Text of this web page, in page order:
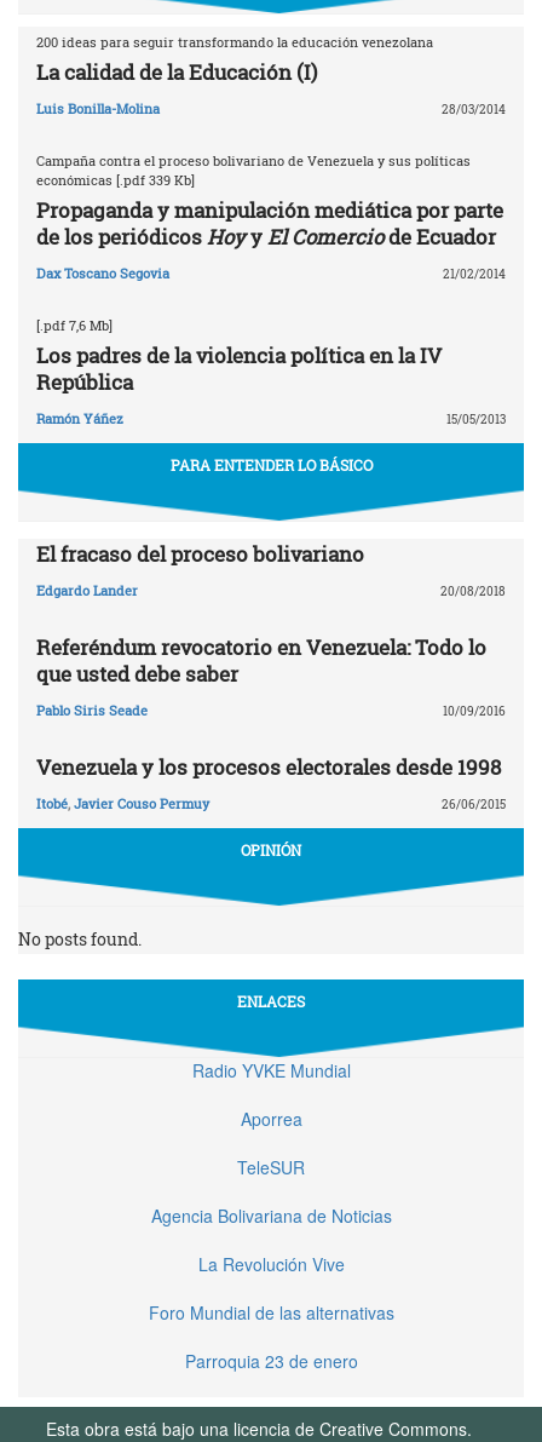
200 ideas para seguir transformando la educación venezolana
La calidad de la Educación (I)
Luis Bonilla-Molina 28/03/2014
Campaña contra el proceso bolivariano de Venezuela y sus políticas
económicas [.pdf 339 Kb]
Propaganda y manipulación mediática por parte
de los periódicosHoyyEl Comerciode Ecuador
Dax Toscano Segovia 21/02/2014
[.pdf 7,6 Mb]
Los padres de la violencia política en la IV
República
Ramón Yáñez 15/05/2013
PARA ENTENDER LO BÁSICO
El fracaso del proceso bolivariano
Edgardo Lander 20/08/2018
Referéndum revocatorio en Venezuela: Todo lo
que usted debe saber
Pablo Siris Seade 10/09/2016
Venezuela y los procesos electorales desde 1998
Itobé, Javier Couso Permuy 26/06/2015
OPINIÓN
No posts found.
ENLACES
Radio YVKE Mundial
Aporrea
TeleSUR
Agencia Bolivariana de Noticias
La Revolución Vive
Foro Mundial de las alternativas
Parroquia 23 de enero
Esta obra está bajo una licencia de Creative Commons.